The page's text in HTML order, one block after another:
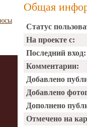
Общая
Статус
На проекте с:
Последний вход:
Комментарии:
Добавлено
Добавлено
Дополнено
Отмечено на